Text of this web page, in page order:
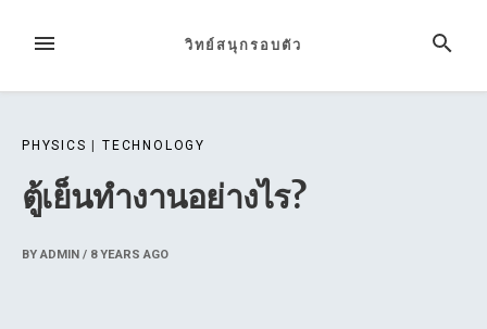
MENU SEARCH
วิทย์สนุกรอบตัว
PHYSICS |TECHNOLOGY
ตู้เย็นทำงานอย่างไร?
BYADMIN / 8 YEARS AGO